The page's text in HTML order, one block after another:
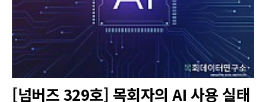
[넘버즈 329호] 목회자의 AI 사용 실태